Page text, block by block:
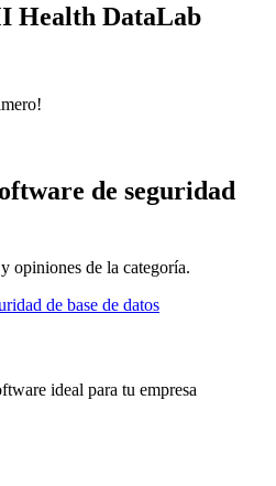
Health DataLab
de seguridad
opiniones de la categoría.
de base de datos
ideal para tu empresa